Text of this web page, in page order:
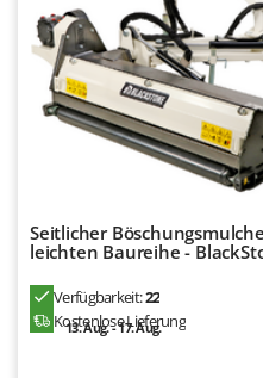
Seitlicher
leichten Baureihe -
Verfügbarkeit:22
Kostenlose Lieferung
13. Aug. - 17. Aug.